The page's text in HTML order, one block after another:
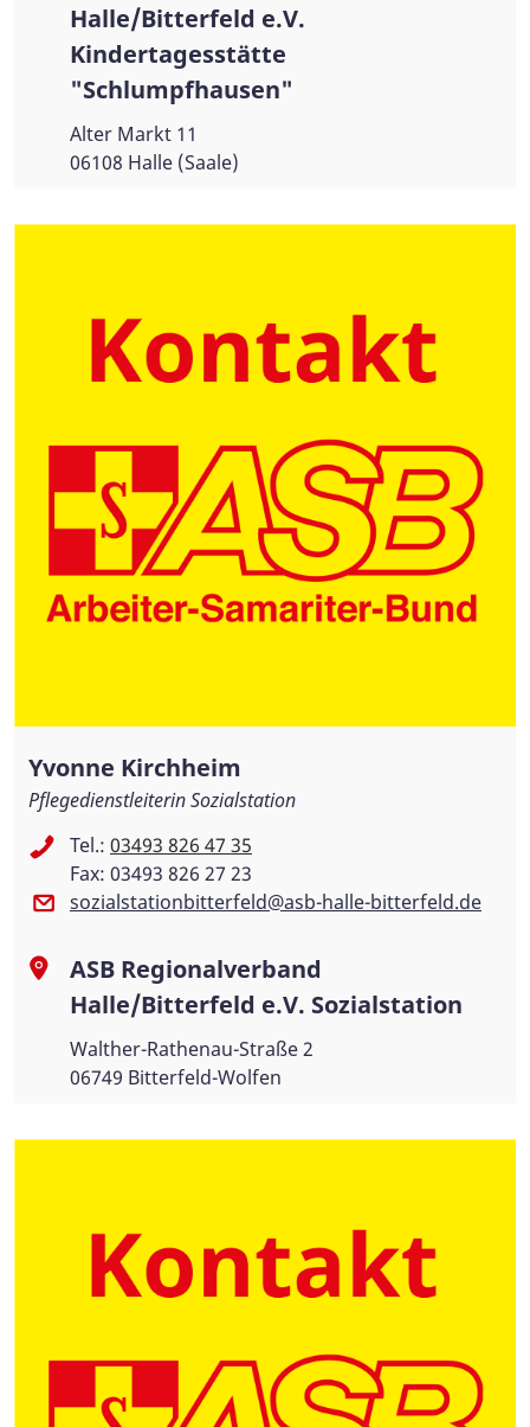
Halle/Bitterfeld e.V.
Kindertagesstätte
"Schlumpfhausen"
Alter Markt 11
06108 Halle (Saale)
Yvonne Kirchheim
Pflegedienstleiterin Sozialstation
Tel.: 03493 826 47 35
Fax: 03493 826 27 23
sozialstationbitterfeld@asb-halle-bitterfeld.de
ASB Regionalverband
Halle/Bitterfeld e.V. Sozialstation
Walther-Rathenau-Straße 2
06749 Bitterfeld-Wolfen